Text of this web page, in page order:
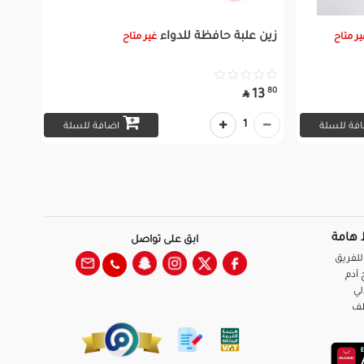
متاح
للسلة
زين علبة حافظة للدواءغير متاح
80
13

اضافة للسلة 1
هامة
آدم
ابق على تواصل